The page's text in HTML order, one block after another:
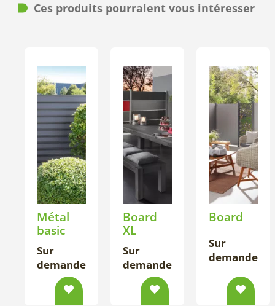
Ces produits pourraient vous intéresser
Métal
basic
Sur
demande
Board
XL
Sur
demande
Board
Sur
demande